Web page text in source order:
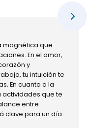
magnética que
En el amor,
y
tu intuición te
En cuanto a la
actividades que te
entre
clave para un día